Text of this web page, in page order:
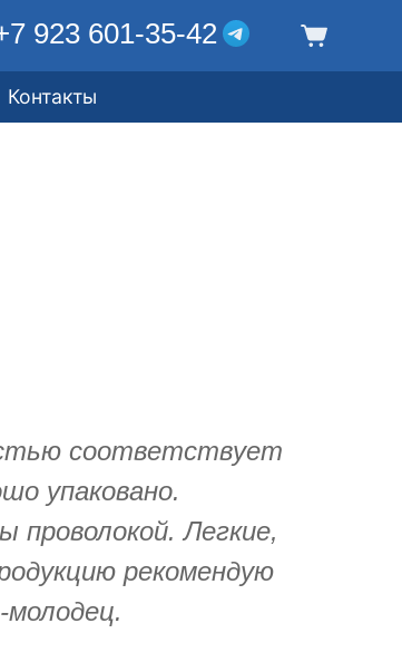
923 601-35-42
Контакты
соответствует
упаковано.
проволокой. Легкие,
рекомендую